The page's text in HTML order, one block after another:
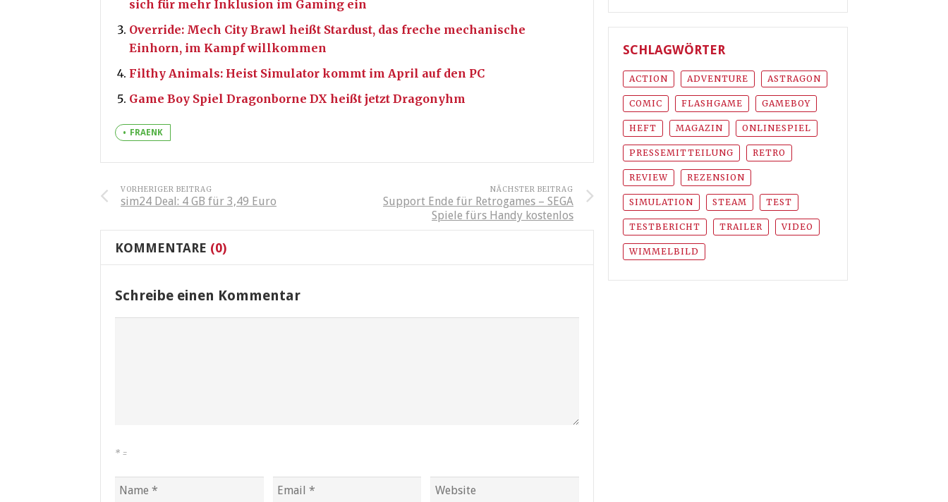
sich für mehr Inklusion im Gaming ein
Override: Mech City Brawl heißt Stardust, das freche mechanische
Einhorn, im Kampf willkommen
Filthy Animals: Heist Simulator kommt im April auf den PC
Game Boy Spiel Dragonborne DX heißt jetzt Dragonyhm
FRAENK
VORHERIGER BEITRAG
sim24 Deal: 4 GB für 3,49 Euro
NÄCHSTER BEITRAG
Support Ende für Retrogames – SEGA
Spiele fürs Handy kostenlos
KOMMENTARE (0)
Schreibe einen Kommentar
* =
SCHLAGWÖRTER
ACTION ADVENTURE ASTRAGON
COMIC FLASHGAME GAMEBOY
HEFT MAGAZIN ONLINESPIEL
PRESSEMITTEILUNG RETRO
REVIEW REZENSION
SIMULATION STEAM TEST
TESTBERICHT TRAILER VIDEO
WIMMELBILD